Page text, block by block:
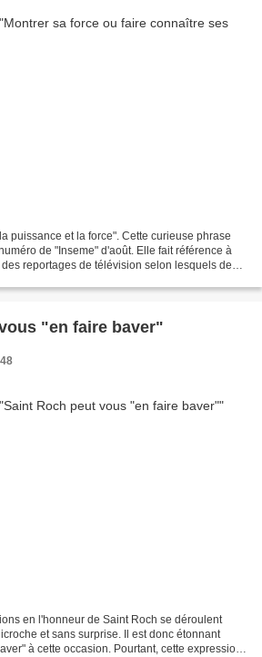
puissance et la force". Cette curieuse phrase
de "Inseme" d'août. Elle fait référence à
reportages de télévision selon lesquels de
"en faire baver"
en l'honneur de Saint Roch se déroulent
et sans surprise. Il est donc étonnant
à cette occasion. Pourtant, cette expression